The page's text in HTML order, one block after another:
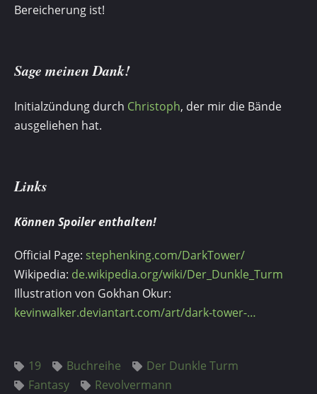
Bereicherung ist!
Sage meinen Dank!
Initialzündung durch Christoph, der mir die Bände
ausgeliehen hat.
Links
Können Spoiler enthalten!
Official Page: stephenking.com/DarkTower/
Wikipedia: de.wikipedia.org/wiki/Der_Dunkle_Turm
Illustration von Gokhan Okur:
kevinwalker.deviantart.com/art/dark-tower-…
19 Buchreihe
Der Dunkle Turm
Fantasy
Revolvermann